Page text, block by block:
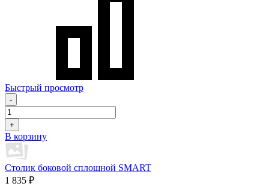
Быстрый просмотр
-
+
В корзину
Столик боковой сплошной SMART
1 835 ₽